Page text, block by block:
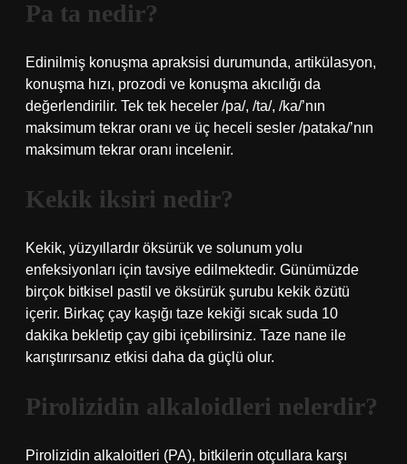
Pa ta nedir?
Edinilmiş konuşma apraksisi durumunda, artikülasyon,
konuşma hızı, prozodi ve konuşma akıcılığı da
değerlendirilir. Tek tek heceler /pa/, /ta/, /ka/’nın
maksimum tekrar oranı ve üç heceli sesler /pataka/’nın
maksimum tekrar oranı incelenir.
Kekik iksiri nedir?
Kekik, yüzyıllardır öksürük ve solunum yolu
enfeksiyonları için tavsiye edilmektedir. Günümüzde
birçok bitkisel pastil ve öksürük şurubu kekik özütü
içerir. Birkaç çay kaşığı taze kekiği sıcak suda 10
dakika bekletip çay gibi içebilirsiniz. Taze nane ile
karıştırırsanız etkisi daha da güçlü olur.
Pirolizidin alkaloidleri nelerdir?
Pirolizidin alkaloitleri (PA), bitkilerin otçullara karşı